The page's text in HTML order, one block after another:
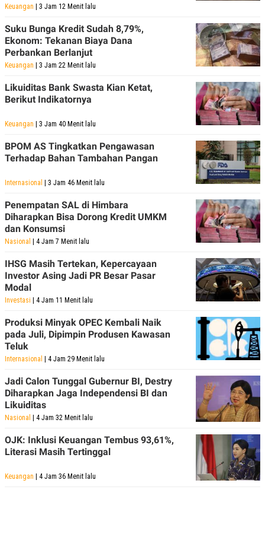
Keuangan | 3 Jam 12 Menit lalu
Suku Bunga Kredit Sudah 8,79%,
Ekonom: Tekanan Biaya Dana
Perbankan Berlanjut
Keuangan | 3 Jam 22 Menit lalu
Likuiditas Bank Swasta Kian Ketat,
Berikut Indikatornya
Keuangan | 3 Jam 40 Menit lalu
BPOM AS Tingkatkan Pengawasan
Terhadap Bahan Tambahan Pangan
Internasional | 3 Jam 46 Menit lalu
Penempatan SAL di Himbara
Diharapkan Bisa Dorong Kredit UMKM
dan Konsumsi
Nasional | 4 Jam 7 Menit lalu
IHSG Masih Tertekan, Kepercayaan
Investor Asing Jadi PR Besar Pasar
Modal
Investasi | 4 Jam 11 Menit lalu
Produksi Minyak OPEC Kembali Naik
pada Juli, Dipimpin Produsen Kawasan
Teluk
Internasional | 4 Jam 29 Menit lalu
Jadi Calon Tunggal Gubernur BI, Destry
Diharapkan Jaga Independensi BI dan
Likuiditas
Nasional | 4 Jam 32 Menit lalu
OJK: Inklusi Keuangan Tembus 93,61%,
Literasi Masih Tertinggal
Keuangan | 4 Jam 36 Menit lalu